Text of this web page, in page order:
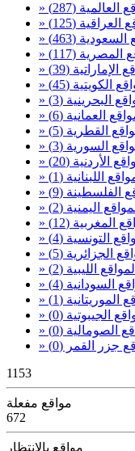
العالمية (287)
العراقية (125)
السعودية (463)
المصرية (117)
الإماراتية (39)
الكويتية (45)
البحرينية (3)
العمانية (6)
القطرية (5)
السورية (3)
الأردنية (20)
اللبنانية (1)
الفلسطينة (9)
اليمنية (2)
المغربية (12)
التونسية (4)
الجزائرية (5)
الليبية (2)
السودانية (4)
الموريتانية (1)
الجيبوتية (0)
الصومالية (0)
جزر القمر (0)
1153
مواقع مفعلة
672
مواقع بالإنتظار